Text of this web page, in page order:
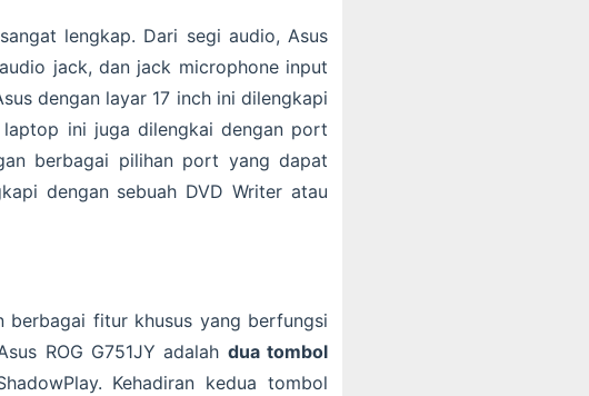
lengkap. Dari segi audio, Asus
jack, dan jack microphone input
dengan layar 17 inch ini dilengkapi
ini juga dilengkai dengan port
berbagai pilihan port yang dapat
dengan sebuah DVD Writer atau
berbagai fitur khusus yang berfungsi
ROG G751JY adalah dua tombol
Kehadiran kedua tombol